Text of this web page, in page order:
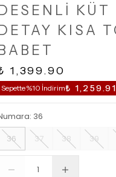
KÜT
KISA
1,399.90
Sepette %10 İndirim₺ 1,259.91
: 36
36
37 38 39